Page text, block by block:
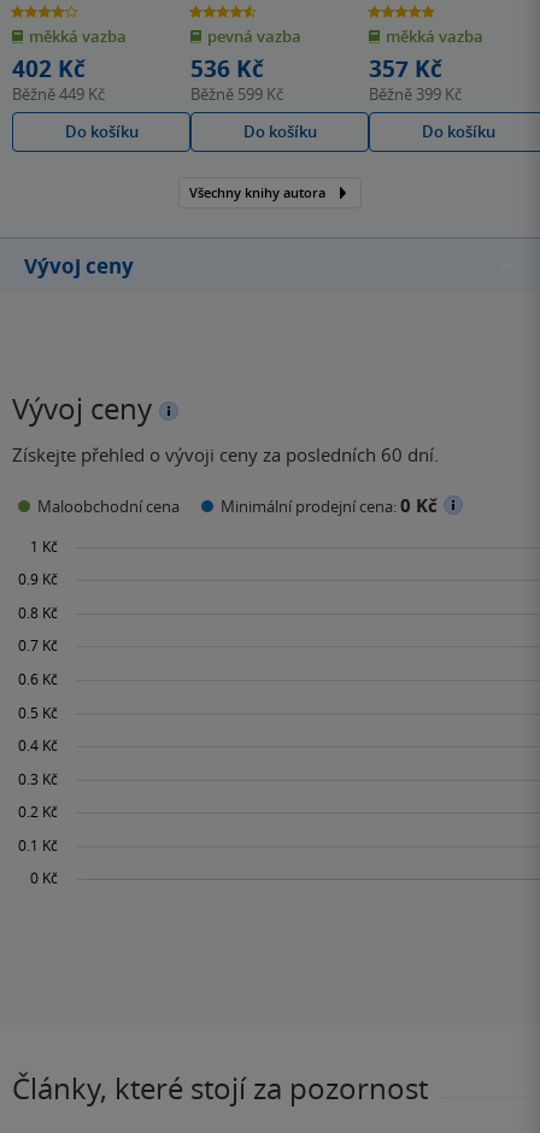
4.0
z
5
hvězdiček
měkká vazba
402 Kč
Běžně449 Kč
Do košíku
Burns
4.6
z
5
hvězdiček
pevná vazba
536 Kč
Běžně 599 Kč
Do košíku
4.8
z
5
hvězdiček
měkká vazba
357 Kč
Běžně 399 Kč
Do košíku
Všechny knihy autora
Vývoj ceny
Vývoj ceny
Získejte přehled o vývoji ceny za posledních 60 dní.
Maloobchodní cena Minimální prodejní cena:0 Kč
Články, které stojí za pozornost